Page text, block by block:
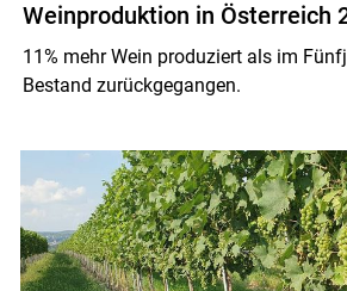
Weinproduktion in Österreich
11% mehr Wein produziert als im
Bestand zurückgegangen.